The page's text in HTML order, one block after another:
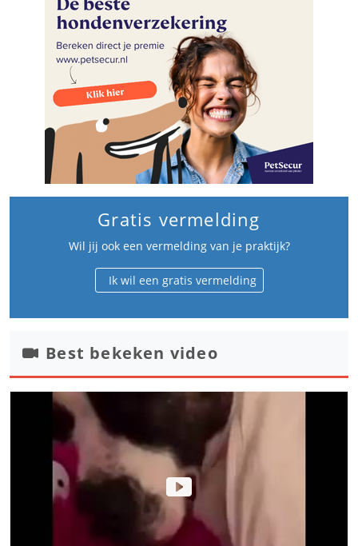
Gratis vermelding
Wil jij ook een vermelding van je praktijk?
Ik wil een gratis vermelding
Best bekeken video